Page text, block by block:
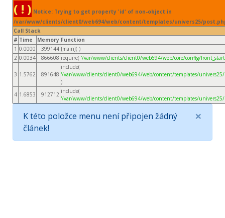
( ! ) Notice: Trying to get property 'id' of non-object in
/var/www/clients/client0/web694/web/content/templates/univers25/
Call Stack
# Time Memory Function
1 0.0000 399144 {main}( )
2 0.0034 866608 require( '/var/www/clients/client0/web694/web/core/config/
3 1.5762 891648
include(
'/var/www/clients/client0/web694/web/content/templates/
)
4 1.6853 912712 include(
'/var/www/clients/client0/web694/web/content/templates/
×
K této položce menu není připojen žádný
článek!